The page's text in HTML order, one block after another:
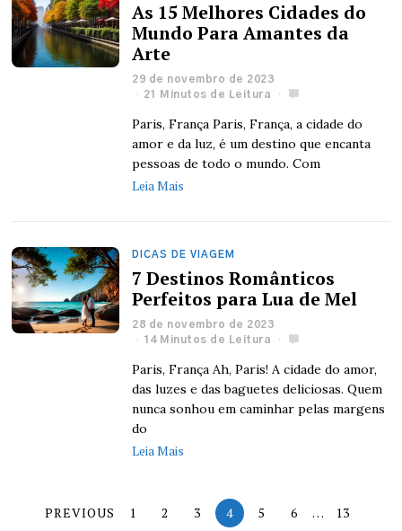
As 15 Melhores Cidades do
Mundo Para Amantes da
Arte
29 de novembro de 2023
21 Minutos de Leitura
Paris, França Paris, França, a cidade do
amor e da luz, é um destino que encanta
pessoas de todo o mundo. Com
Leia Mais
DICAS DE VIAGEM
7 Destinos Românticos
Perfeitos para Lua de Mel
28 de novembro de 2023
14 Minutos de Leitura
Paris, França Ah, Paris! A cidade do amor,
das luzes e das baguetes deliciosas. Quem
nunca sonhou em caminhar pelas margens
do
Leia Mais
PREVIOUS 1 2 3 4 5 6 …
13